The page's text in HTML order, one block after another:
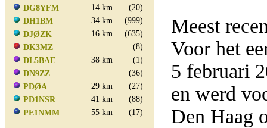
DG8YFM
14 km
(20)
DH1BM
34 km
(999)
DJØZK
16 km
(635)
DK3MZ
(8)
DL5BAE
38 km
(1)
DN9ZZ
(36)
PDØA
29 km
(27)
PD1NSR
41 km
(88)
PE1NMM
55 km (17)
Meest
Voor het
5 februari
en werd
Den Haag